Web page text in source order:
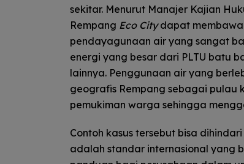
sekitar. Menurut Manajer Kajian
Rempang Eco Citydapat membawa
pendayagunaan air yang sangat
energi yang besar dari PLTU batu
lainnya. Penggunaan air yang
geografis Rempang sebagai pulau
pemukiman warga sehingga
Contoh kasus tersebut bisa
adalah standar internasional yang